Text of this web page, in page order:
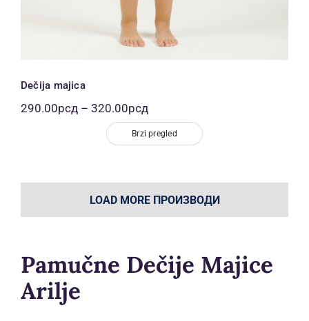
Dečija majica
290.00рсд – 320.00рсдРаспон
цена:
од
290.00рсд
Brzi pregled
LOAD MORE ПРОИЗВОДИ
Pamučne Dečije Majice
Arilje